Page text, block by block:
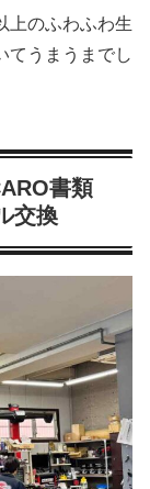
上のふわふわ生
てうまうまでし
書類
交換